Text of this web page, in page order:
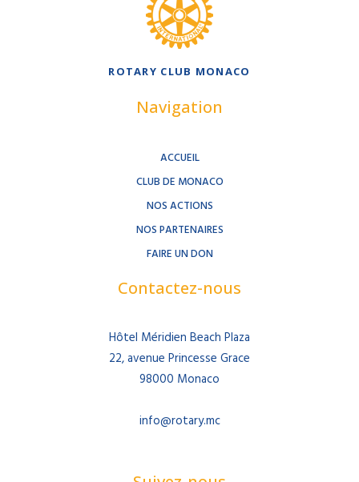
ROTARY CLUB MONACO
Navigation
ACCUEIL
CLUB DE MONACO
NOS ACTIONS
NOS PARTENAIRES
FAIRE UN DON
Contactez-nous
Hôtel Méridien Beach Plaza
22, avenue Princesse Grace
98000 Monaco
info@rotary.mc